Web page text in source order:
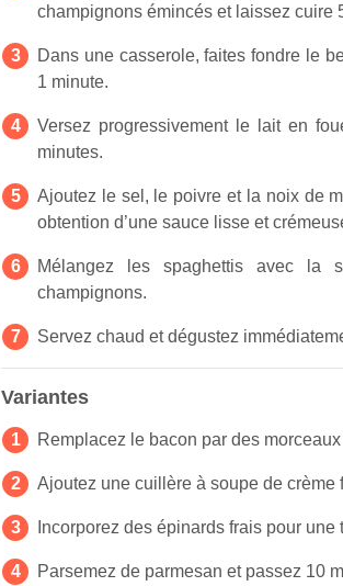
champignons émincés et laissez cuire
Dans une casserole, faites fondre le
1 minute.
Versez progressivement le lait en
minutes.
Ajoutez le sel, le poivre et la noix de
obtention d’une sauce lisse et
Mélangez les spaghettis avec la
champignons.
Servez chaud et dégustez
Variantes
Remplacez le bacon par des
Ajoutez une cuillère à soupe de
Incorporez des épinards frais pour une
Parsemez de parmesan et passez 10